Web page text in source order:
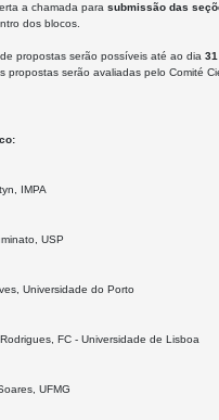
a chamada para submissão das
dos blocos.
propostas serão possíveis até ao dia
propostas serão avaliadas pelo Comité
IMPA
USP
Universidade do Porto
FC - Universidade de Lisboa
UFMG